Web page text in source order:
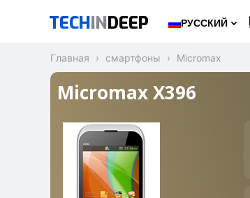
TECHINDEEP РУССКИЙ
Главная смартфоны Micromax
Micromax X396